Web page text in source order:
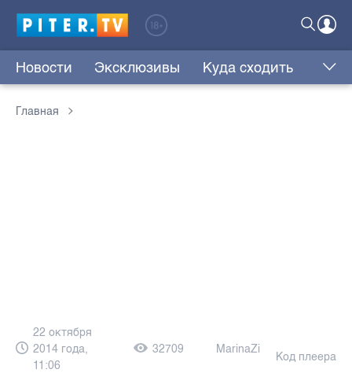
Новости Эксклюзивы Куда сходить
Главная
22 октября
2014 года,
11:06
32709 MarinaZi
Код плеера